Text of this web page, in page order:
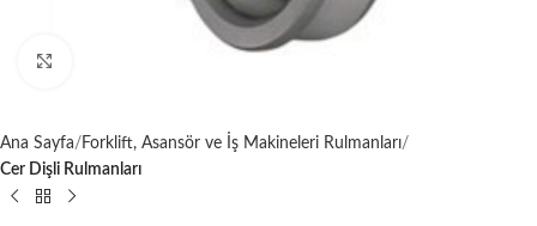
Ana Sayfa
Forklift, Asansör ve İş Makineleri Rulmanları
Cer Dişli Rulmanları